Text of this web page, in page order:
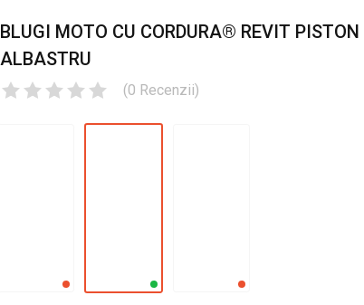
BLUGI MOTO CU CORDURA® REVIT PISTON
ALBASTRU
(0 Recenzii)